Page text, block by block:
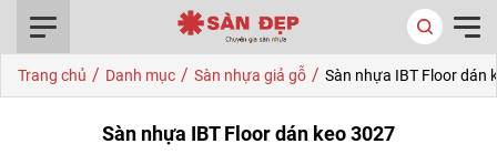
Trang chủ / Danh mục / Sàn nhựa giả gỗ / Sàn nhựa IBT Floor dán
Sàn nhựa IBT Floor dán keo 3027